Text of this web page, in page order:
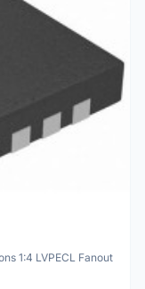
1:4 LVPECL Fanout